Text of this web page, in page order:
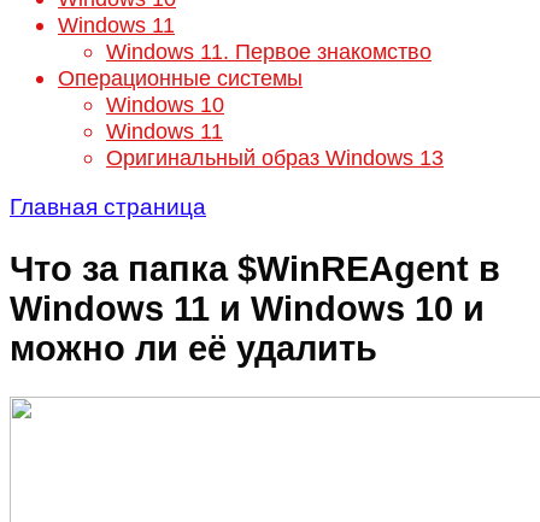
Windows 11
Windows 11. Первое знакомство
Операционные системы
Windows 10
Windows 11
Оригинальный образ Windows 13
Главная страница
Что за папка $WinREAgent в
Windows 11 и Windows 10 и
можно ли её удалить